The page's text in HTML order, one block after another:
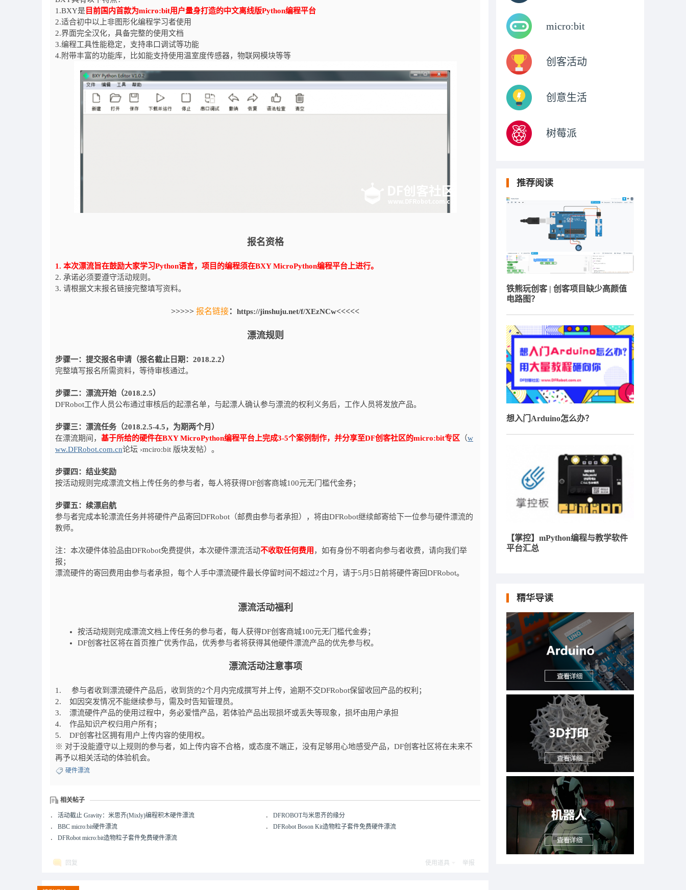
1.BXY是 目前国内首款为micro:bit用户量身打造的中文离线版Python编程平台
2.适合初中以上非图形化编程学习者使用
2.界面完全汉化，具备完整的使用文档
3.编程工具性能稳定，支持串口调试等功能
4.附带丰富的功能库，比如能支持使用温室度传感器，物联网模块等等
报名资格
1. 本次漂流旨在鼓励大家学习Python语言，项目的编程须在BXY MicroPython编程平台上进行。
2. 承诺必须要遵守活动规则。
3. 请根据文末报名链接完整填写资料。
>>>>> 报名链接： https://jinshuju.net/f/XEzNCw<<<<<
漂流规则
步骤一：提交报名申请（报名截止日期：2018.2.2）
完整填写报名所需资料，等待审核通过。
步骤二：漂流开始（2018.2.5）
DFRobot工作人员公布通过审核后的起漂名单，与起漂人确认参与漂流的权利义务后，工作人员将发放产品。
步骤三：漂流任务（2018.2.5-4.5，为期两个月）
在漂流期间， 基于所给的硬件在BXY MicroPython编程平台上完成3-5个案例制作，并分享至DF创客社区的micro:bit专区 （w
ww.DFRobot.com.cn论坛 ›mciro:bit 版块发帖）。
步骤四：结业奖励
按活动规则完成漂流文档上传任务的参与者，每人将获得DF创客商城100元无门槛代金券；
步骤五：续漂启航
参与者完成本轮漂流任务并将硬件产品寄回DFRobot（邮费由参与者承担），将由DFRobot继续邮寄给下一位参与硬件漂流的
教师。
注：本次硬件体验品由DFRobot免费提供，本次硬件漂流活动不收取任何费用 ，如有身份不明者向参与者收费，请向我们举
报；
漂流硬件的寄回费用由参与者承担，每个人手中漂流硬件最长停留时间不超过2个月，请于5月5日前将硬件寄回DFRobot。
漂流活动福利
按活动规则完成漂流文档上传任务的参与者，每人获得DF创客商城100元无门槛代金券；
DF创客社区将在首页推广优秀作品，优秀参与者将获得其他硬件漂流产品的优先参与权。
漂流活动注意事项
1. 参与者收到漂流硬件产品后，收到货的2个月内完成撰写并上传，逾期不交DFRobot保留收回产品的权利；
2. 如因突发情况不能继续参与，需及时告知管理员。
3. 漂流硬件产品的使用过程中，务必爱惜产品，若体验产品出现损坏或丢失等现象，损坏由用户承担
4. 作品知识产权归用户所有；
5. DF创客社区拥有用户上传内容的使用权。
※ 对于没能遵守以上规则的参与者，如上传内容不合格，或态度不端正，没有足够用心地感受产品，DF创客社区将在未来不
再予以相关活动的体验机会。
硬件漂流
相关帖子
． 活动截止 Gravity：米思齐(Mixly)编程积木硬件漂流 ． DFROBOT与米思齐的缘分
． BBC micro:bit硬件漂流 ． DFRobot Boson Kit造物粒子套件免费硬件漂流
． DFRobot micro:bit造物粒子套件免费硬件漂流
回复 使用道具 举报
micro:bit
创客活动
创意生活
树莓派
推荐阅读
铁熊玩创客 | 创客项目缺少高颜值
电路图？
想入门Arduino怎么办？
【掌控】mPython编程与教学软件
平台汇总
精华导读